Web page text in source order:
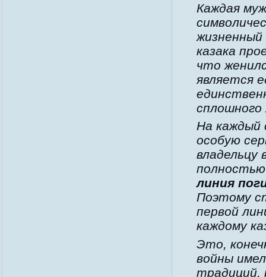
Каждая
жизненный
казака
что
является
сплошного
На каждый
особую
владельцу
линия
Поэтому
первой
каждому
Это,
войны
традиций,